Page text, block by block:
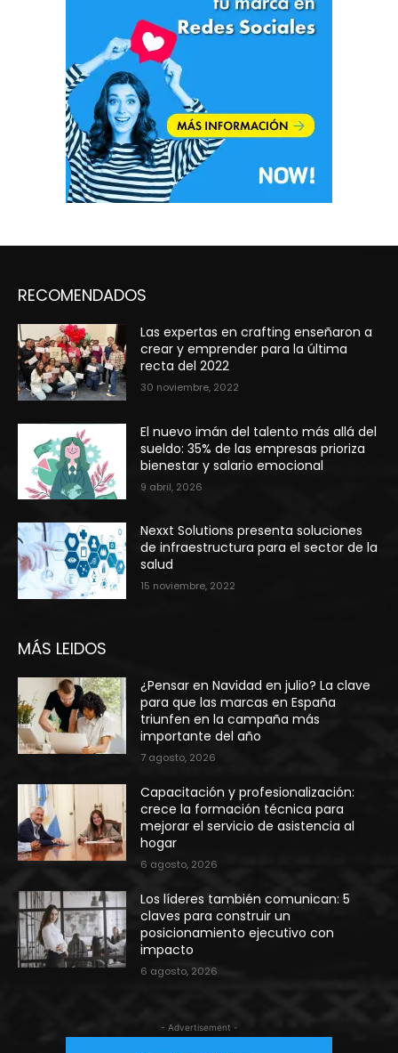
RECOMENDADOS
Las expertas en crafting enseñaron a
crear y emprender para la última
recta del 2022
30 noviembre, 2022
El nuevo imán del talento más allá del
sueldo: 35% de las empresas prioriza
bienestar y salario emocional
9 abril, 2026
Nexxt Solutions presenta soluciones
de infraestructura para el sector de la
salud
15 noviembre, 2022
MÁS LEIDOS
¿Pensar en Navidad en julio? La clave
para que las marcas en España
triunfen en la campaña más
importante del año
7 agosto, 2026
Capacitación y profesionalización:
crece la formación técnica para
mejorar el servicio de asistencia al
hogar
6 agosto, 2026
Los líderes también comunican: 5
claves para construir un
posicionamiento ejecutivo con
impacto
6 agosto, 2026
- Advertisement -